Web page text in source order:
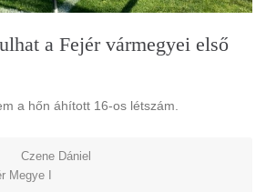
a Fejér vármegyei első
a hőn áhított 16-os létszám.
Czene Dániel
Megye I